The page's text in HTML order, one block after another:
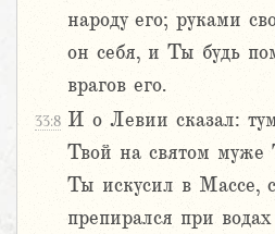
народу его; руками
он себя, и Ты будь
врагов его.
33:8 И о Левии сказал:
Твой на святом муже
Ты искусил в Массе,
препирался при